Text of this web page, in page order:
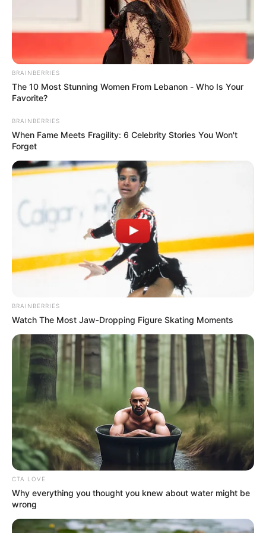
COMPARTIR
ALERTA BOGOTÁ EN GOOGLE NEWS
TEMAS RELACIONADOS
POLICÍA AMBIENTAL
LOCALIDAD DE TUNJUELITO
MANTÉNGASE EN ALERTA
Tenemos todas las noticias que le
interesan. Para estar bien informado, por
favor, active las notificaciones de Alerta.
ACTIVAR AHORA
TEMAS DESTACADOS
RECIBO DEL AGUA
LOCALIDAD DE USAQUÉN
CUNDINAMARCA
DESAPARECIDOS
CORTES DE LUZ
LOCALIDAD DE ENGATIVÁ
REGIOTRAM DE OCCIDENTE
LOCALIDAD DE SUBA
BRAINBERRIES
The 10 Most Stunning Women From Lebanon - Who Is Your
Favorite?
BRAINBERRIES
When Fame Meets Fragility: 6 Celebrity Stories You Won't
Forget
BRAINBERRIES
Watch The Most Jaw‑Dropping Figure Skating Moments
CTA LOVE
Why everything you thought you knew about water might be
wrong